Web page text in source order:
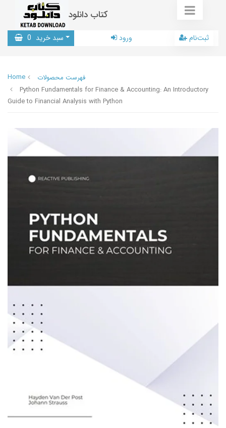
کتاب دانلود
سبد خرید 0 ورود ثبت‌نام
Home
فهرست محصولات
Python Fundamentals for Finance & Accounting: An Introductory
Guide to Financial Analysis with Python